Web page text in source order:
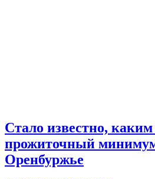
Стало известно, каким
прожиточный минимум
Оренбуржье